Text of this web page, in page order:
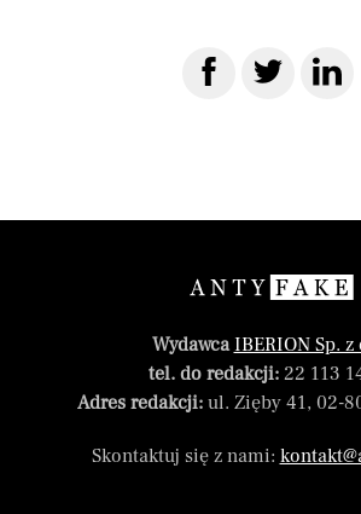
WydawcaIBERION Sp. z
tel. do redakcji: 22 113
Adres redakcji:ul. Zięby 41, 02-
Skontaktuj się z nami: